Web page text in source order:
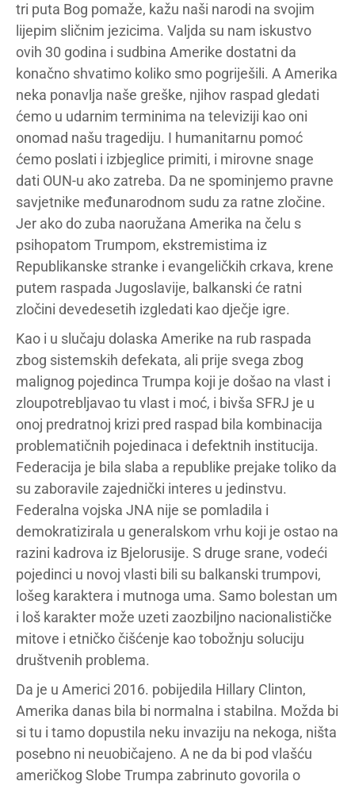
tri puta Bog pomaže, kažu naši narodi na svojim
lijepim sličnim jezicima. Valjda su nam iskustvo
ovih 30 godina i sudbina Amerike dostatni da
konačno shvatimo koliko smo pogriješili. A Amerika
neka ponavlja naše greške, njihov raspad gledati
ćemo u udarnim terminima na televiziji kao oni
onomad našu tragediju. I humanitarnu pomoć
ćemo poslati i izbjeglice primiti, i mirovne snage
dati OUN-u ako zatreba. Da ne spominjemo pravne
savjetnike međunarodnom sudu za ratne zločine.
Jer ako do zuba naoružana Amerika na čelu s
psihopatom Trumpom, ekstremistima iz
Republikanske stranke i evangeličkih crkava, krene
putem raspada Jugoslavije, balkanski će ratni
zločini devedesetih izgledati kao dječje igre.
Kao i u slučaju dolaska Amerike na rub raspada
zbog sistemskih defekata, ali prije svega zbog
malignog pojedinca Trumpa koji je došao na vlast i
zloupotrebljavao tu vlast i moć, i bivša SFRJ je u
onoj predratnoj krizi pred raspad bila kombinacija
problematičnih pojedinaca i defektnih institucija.
Federacija je bila slaba a republike prejake toliko da
su zaboravile zajednički interes u jedinstvu.
Federalna vojska JNA nije se pomladila i
demokratizirala u generalskom vrhu koji je ostao na
razini kadrova iz Bjelorusije. S druge srane, vodeći
pojedinci u novoj vlasti bili su balkanski trumpovi,
lošeg karaktera i mutnoga uma. Samo bolestan um
i loš karakter može uzeti zaozbiljno nacionalističke
mitove i etničko čišćenje kao tobožnju soluciju
društvenih problema.
Da je u Americi 2016. pobijedila Hillary Clinton,
Amerika danas bila bi normalna i stabilna. Možda bi
si tu i tamo dopustila neku invaziju na nekoga, ništa
posebno ni neuobičajeno. A ne da bi pod vlašću
američkog Slobe Trumpa zabrinuto govorila o